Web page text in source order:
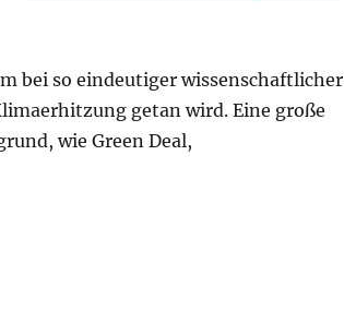
bei so eindeutiger wissenschaftlicher
getan wird. Eine große
wie Green Deal,